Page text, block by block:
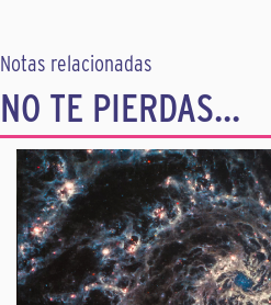
Notas relacionadas
NO TE PIERDAS...